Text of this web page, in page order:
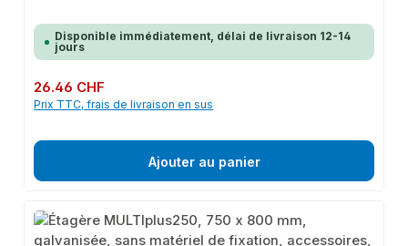
Disponible immédiatement, délai de livraison 12-14
jours
Prix régulier :
26.46 CHF
Prix TTC, frais de livraison en sus
Ajouter au panier